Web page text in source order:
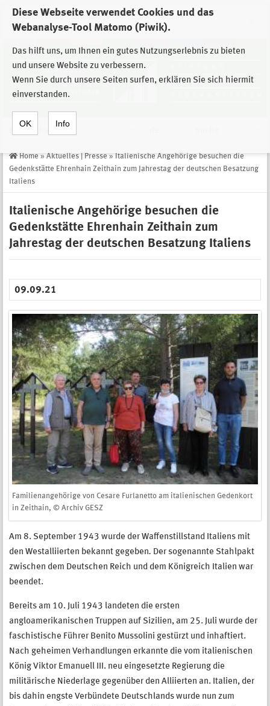
Diese Webseite verwendet Cookies und das
Webanalyse-Tool Matomo (Piwik).
Das hilft uns, um Ihnen ein gutes Nutzungserlebnis zu bieten
und unsere Website zu verbessern.
Wenn Sie durch unsere Seiten surfen, erklären Sie sich hiermit
einverstanden.
OK Info
Zur Auswahl der Einrichtungen der
Stiftung Sächsische Gedenkstätten
Home » Aktuelles | Presse »
Italienische Angehörige besuchen die
Gedenkstätte Ehrenhain Zeithain zum Jahrestag der deutschen Besatzung
Italiens
Italienische Angehörige besuchen die
Gedenkstätte Ehrenhain Zeithain zum
Jahrestag der deutschen Besatzung Italiens
09.09.21
Familienangehörige von Cesare Furlanetto am italienischen Gedenkort
in Zeithain, © Archiv GESZ
Am 8. September 1943 wurde der Waffenstillstand Italiens mit
den Westalliierten bekannt gegeben. Der sogenannte Stahlpakt
zwischen dem Deutschen Reich und dem Königreich Italien war
beendet.
Bereits am 10. Juli 1943 landeten die ersten
angloamerikanischen Truppen auf Sizilien, am 25. Juli wurde der
faschistische Führer Benito Mussolini gestürzt und inhaftiert.
Nach geheimen Verhandlungen erkannte die vom italienischen
König Viktor Emanuell III. neu eingesetzte Regierung die
militärische Niederlage gegenüber den Alliierten an. Italien, der
bis dahin engste Verbündete Deutschlands wurde nun zum